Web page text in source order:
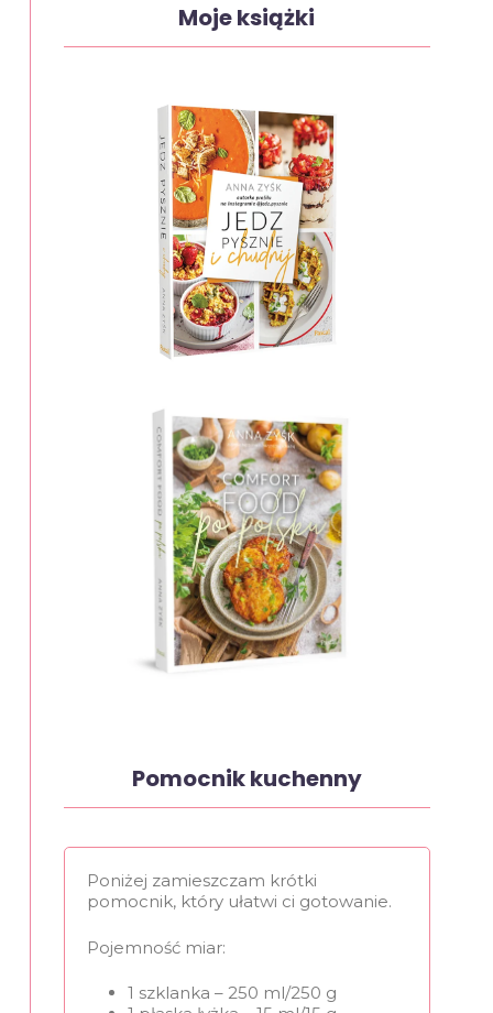
Moje książki
Pomocnik kuchenny
Poniżej zamieszczam krótki
pomocnik, który ułatwi ci gotowanie.
Pojemność miar:
1 szklanka – 250 ml/250 g